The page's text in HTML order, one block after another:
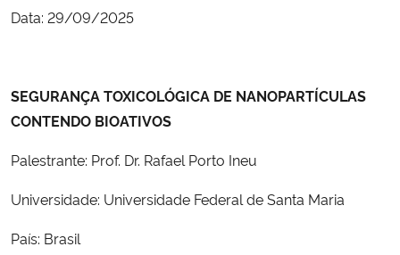
Data: 29/09/2025
SEGURANÇA TOXICOLÓGICA DE NANOPARTÍCULAS
CONTENDO BIOATIVOS
Palestrante: Prof. Dr. Rafael Porto Ineu
Universidade: Universidade Federal de Santa Maria
País: Brasil